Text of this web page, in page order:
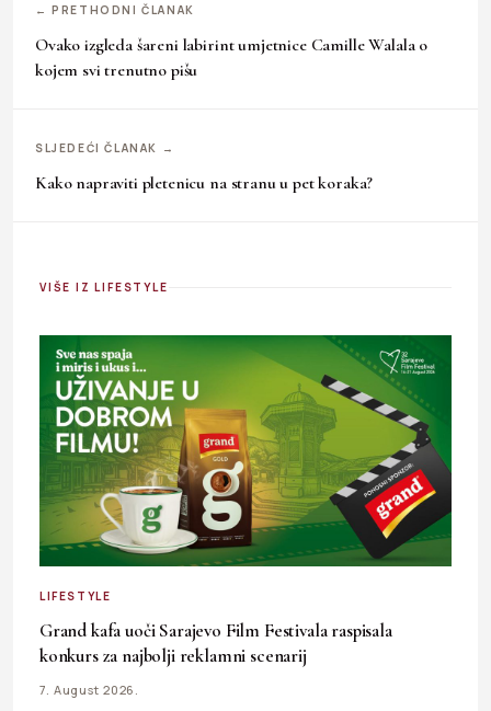
← PRETHODNI ČLANAK
Ovako izgleda šareni labirint umjetnice Camille Walala o
kojem svi trenutno pišu
SLJEDEĆI ČLANAK →
Kako napraviti pletenicu na stranu u pet koraka?
VIŠE IZ LIFESTYLE
LIFESTYLE
Grand kafa uoči Sarajevo Film Festivala raspisala
konkurs za najbolji reklamni scenarij
7. August 2026.